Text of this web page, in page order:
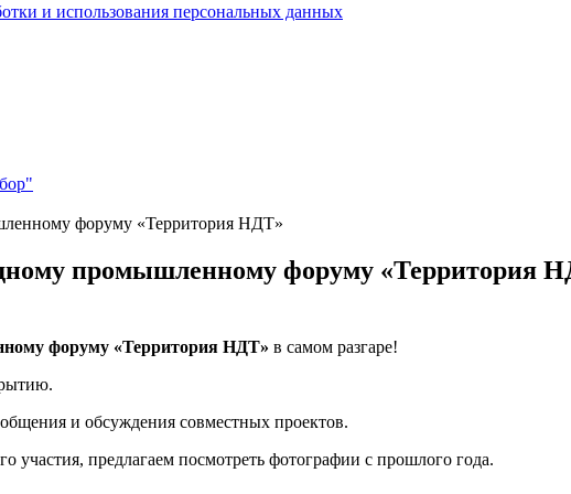
и использования персональных данных
форуму «Территория НДТ»
промышленному форуму «Территория
форуму «Территория НДТ» в самом разгаре!
и обсуждения совместных проектов.
участия, предлагаем посмотреть фотографии с прошлого года.